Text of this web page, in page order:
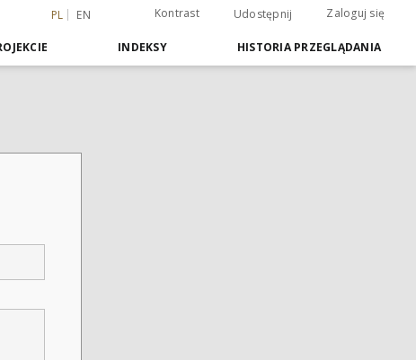
PL EN Kontrast Udostępnij Zaloguj się
INDEKSY HISTORIA PRZEGLĄDANIA